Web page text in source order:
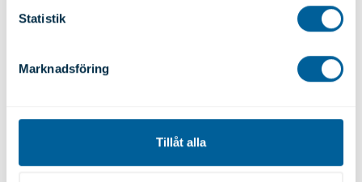
Du kan ändra eller dra tillbaka ditt samtycke när som
Vi använder enhetsidentifierare för att anpassa innehållet
för sociala medier och analysera vår trafik. Vi
vidarebefordrar även sådana identifierare och annan
Statistik
Marknadsföring
Tillåt alla